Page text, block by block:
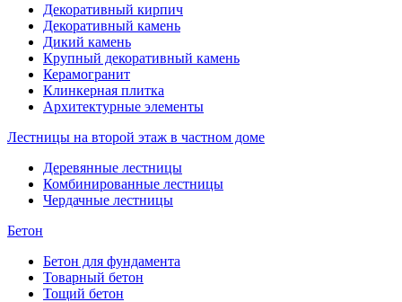
Декоративный кирпич
Декоративный камень
Дикий камень
Крупный декоративный камень
Керамогранит
Клинкерная плитка
Архитектурные элементы
Лестницы на второй этаж в частном доме
Деревянные лестницы
Комбинированные лестницы
Чердачные лестницы
Бетон
Бетон для фундамента
Товарный бетон
Тощий бетон